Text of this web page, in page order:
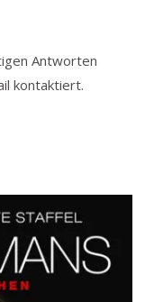
Antworten
kontaktiert.